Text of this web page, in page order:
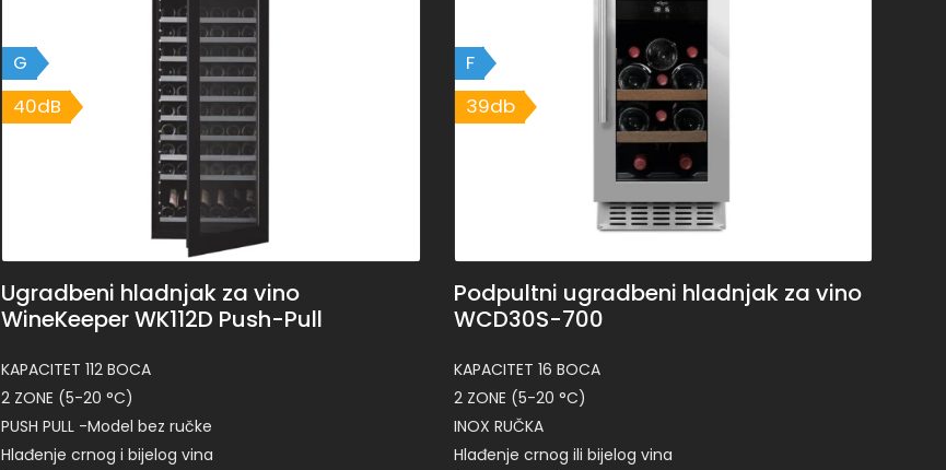
G
40dB
40dB
Ugradbeni hladnjak za vino
WineKeeper WK112D Push-Pull
KAPACITET 112 BOCA
2 ZONE (5-20 °C)
PUSH PULL -Model bez ručke
Hlađenje crnog i bijelog vina
39db
F
Podpultni ugradbeni hladnjak za vino
WCD30S-700
KAPACITET 16 BOCA
2 ZONE (5-20 °C)
INOX RUČKA
Hlađenje crnog ili bijelog vina